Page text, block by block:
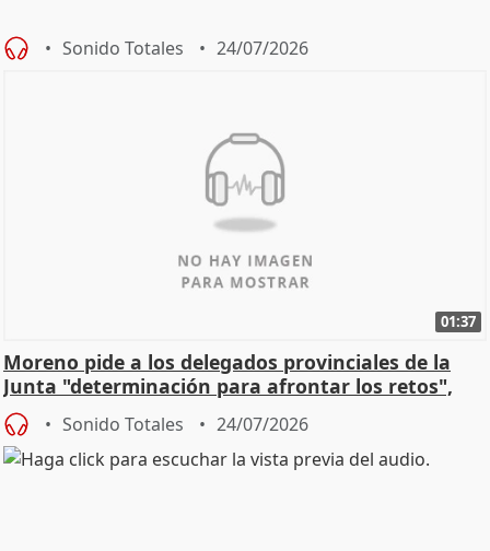
Sonido Totales 24/07/2026
01:37
Moreno pide a los delegados provinciales de la
Junta "determinación para afrontar los retos",
diálog
Sonido Totales 24/07/2026